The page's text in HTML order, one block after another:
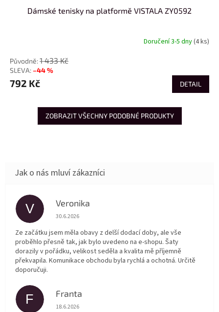
Dámské tenisky na platformě VISTALA ZY0592
Doručení 3-5 dny(4 ks)
1 433 Kč
–44 %
792 Kč DETAIL
ZOBRAZIT VŠECHNY PODOBNÉ PRODUKTY
V Veronika
Hodnocení obchodu je 5 z 5 hvězdiček.
30.6.2026
Ze začátku jsem měla obavy z delší dodací doby, ale vše
proběhlo přesně tak, jak bylo uvedeno na e-shopu. Šaty
dorazily v pořádku, velikost seděla a kvalita mě příjemně
překvapila. Komunikace obchodu byla rychlá a ochotná. Určitě
doporučuji.
F Franta
Hodnocení obchodu je 5 z 5 hvězdiček.
18.6.2026